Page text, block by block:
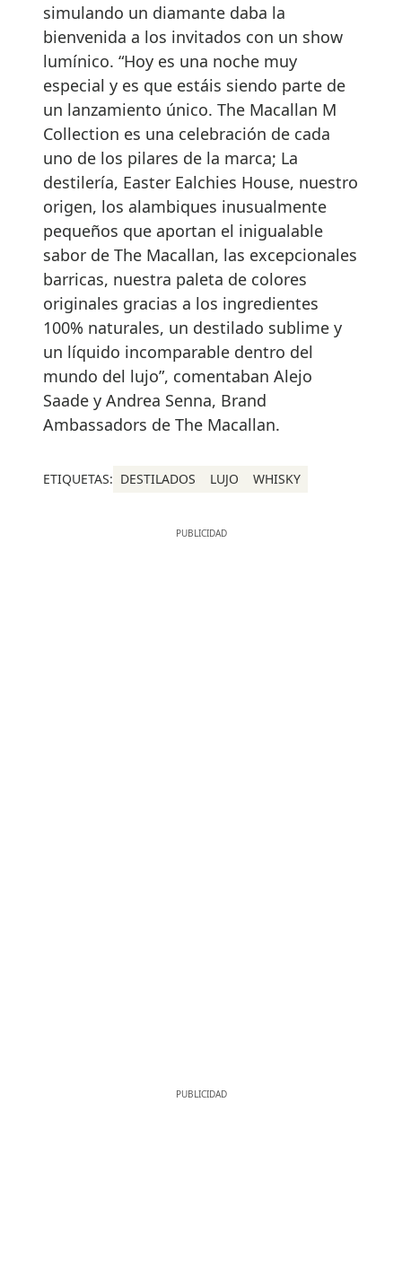
simulando un diamante daba la
bienvenida a los invitados con un show
lumínico. “Hoy es una noche muy
especial y es que estáis siendo parte de
un lanzamiento único. The Macallan M
Collection es una celebración de cada
uno de los pilares de la marca; La
destilería, Easter Ealchies House, nuestro
origen, los alambiques inusualmente
pequeños que aportan el inigualable
sabor de The Macallan, las excepcionales
barricas, nuestra paleta de colores
originales gracias a los ingredientes
100% naturales, un destilado sublime y
un líquido incomparable dentro del
mundo del lujo”, comentaban Alejo
Saade y Andrea Senna, Brand
Ambassadors de The Macallan.
ETIQUETAS: DESTILADOS LUJO WHISKY